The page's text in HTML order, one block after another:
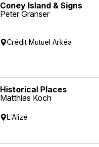
Coney Island & Signs
Peter Granser
Crédit Mutuel Arkéa
Historical Places
Matthias Koch
L'Alizé